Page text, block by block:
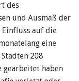
des
und Ausmaß der
Einfluss auf die
eine
208
gearbeitet haben